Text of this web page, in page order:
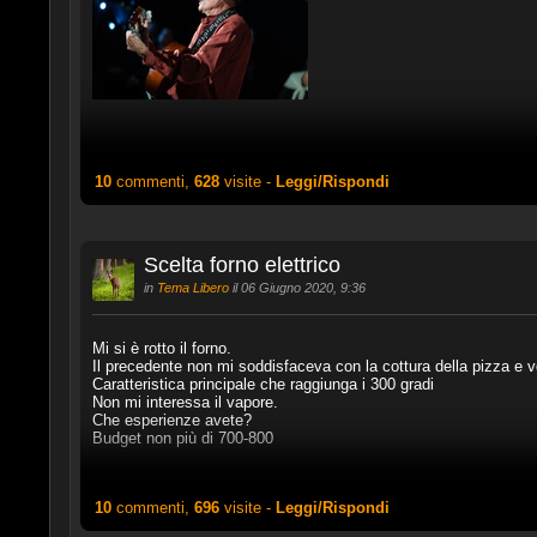
10commenti, 628visite - Leggi/Rispondi
Scelta forno elettrico
in Tema Liberoil 06 Giugno 2020, 9:36
Mi si è rotto il forno.
Il precedente non mi soddisfaceva con la cottura della pizza e
Caratteristica principale che raggiunga i 300 gradi
Non mi interessa il vapore.
Che esperienze avete?
Budget non più di 700-800
10commenti, 696visite - Leggi/Rispondi